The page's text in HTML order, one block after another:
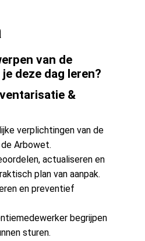
van de
deze dag leren?
&
verplichtingen van de
Arbowet.
actualiseren en
plan van aanpak.
en preventief
begrijpen
sturen.